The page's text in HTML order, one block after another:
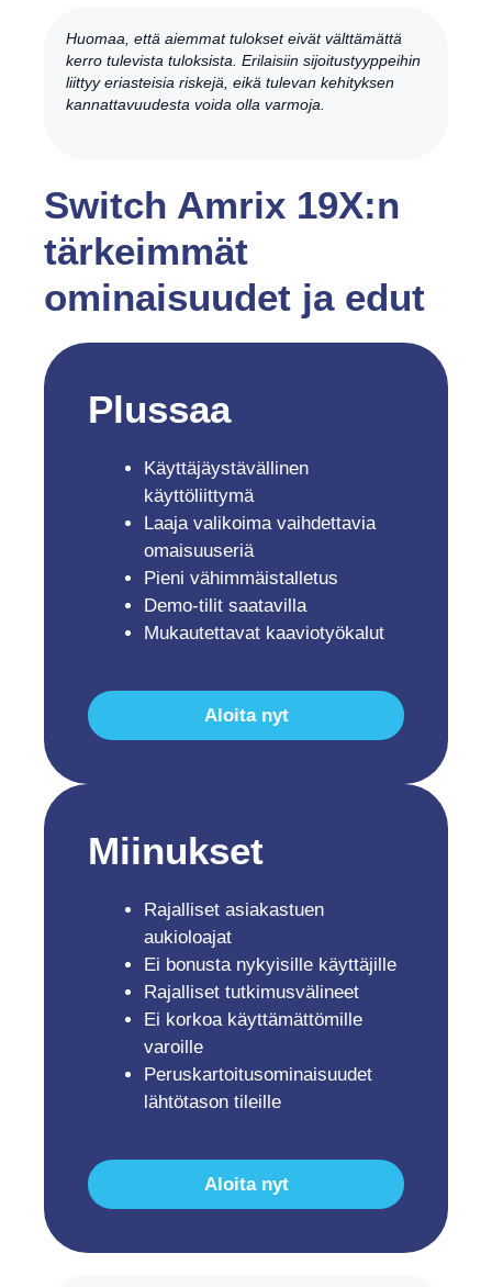
Huomaa, että aiemmat tulokset eivät välttämättä
kerro tulevista tuloksista. Erilaisiin sijoitustyyppeihin
liittyy eriasteisia riskejä, eikä tulevan kehityksen
kannattavuudesta voida olla varmoja.
Switch Amrix 19X:n
tärkeimmät
ominaisuudet ja edut
Plussaa
Käyttäjäystävällinen
käyttöliittymä
Laaja valikoima vaihdettavia
omaisuuseriä
Pieni vähimmäistalletus
Demo-tilit saatavilla
Mukautettavat kaaviotyökalut
Aloita nyt
Miinukset
Rajalliset asiakastuen
aukioloajat
Ei bonusta nykyisille käyttäjille
Rajalliset tutkimusvälineet
Ei korkoa käyttämättömille
varoille
Peruskartoitusominaisuudet
lähtötason tileille
Aloita nyt